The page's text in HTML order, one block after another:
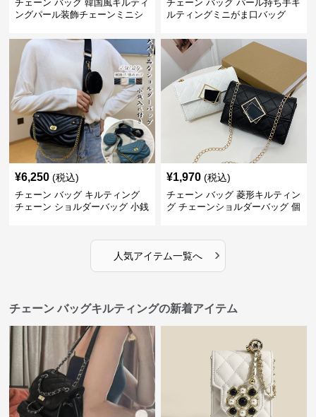
チェーン バッグ 韓国風キルティ
ングパール装飾チェーンミニシ
チェーン バッグ パール持ち手キ
ルティングミニがま口バッグ
¥6,250 (税込)
チェーン バッグ キルティング
チェーン ショルダーバッグ 小銭
¥1,970 (税込)
チェーン バッグ 菱形キルティン
グ チェーンショルダーバッグ 個
人気アイテム一覧へ ›
チェーン バッグキルティングの新着アイテム